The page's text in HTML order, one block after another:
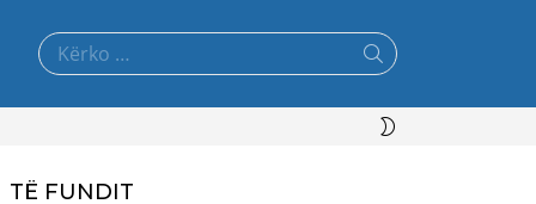
Search
for:
TË FUNDIT